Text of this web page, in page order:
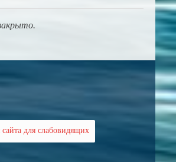
для слабовидящих